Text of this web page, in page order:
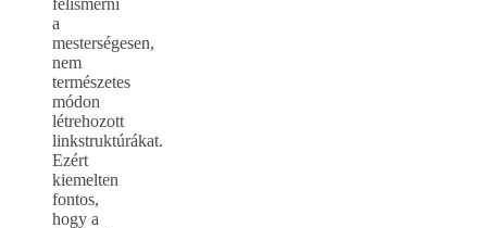
a
mesterségesen,
nem
természetes
módon
létrehozott
linkstruktúrákat.
Ezért
kiemelten
fontos,
hogy a